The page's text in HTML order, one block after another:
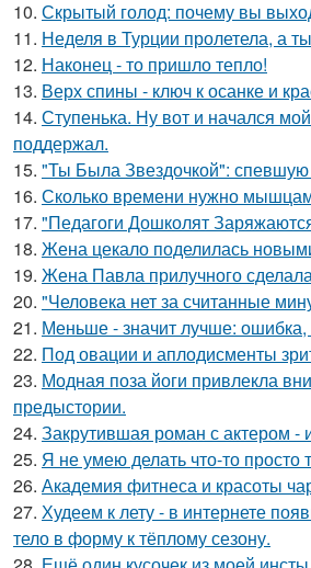
10. Скрытый голод: почему вы
11. Неделя в Турции пролетела, а
12. Наконец - то пришло тепло!
13. Верх спины - ключ к осанке и
14. Ступенька. Ну вот и начался
поддержал.
15. "Ты Была Звездочкой": спевшую
16. Сколько времени нужно
17. "Педагоги Дошколят
18. Жена цекало поделилась
19. Жена Павла прилучного
20. "Человека нет за считанные
21. Меньше - значит лучше: ошибка,
22. Под овации и аплодисменты
23. Модная поза йоги привлекла
предыстории.
24. Закрутившая роман с актером -
25. Я не умею делать что-то просто
26. Академия фитнеса и красоты
27. Худеем к лету - в интернете
тело в форму к тёплому сезону.